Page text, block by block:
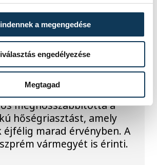
a megengedése
engedélyezése
Megtagad
a
továbbra
meleg várható
miatt az országos
meghosszabbította a
hőségriasztást, amely
éjfélig marad érvényben. A
vármegyét is érinti.